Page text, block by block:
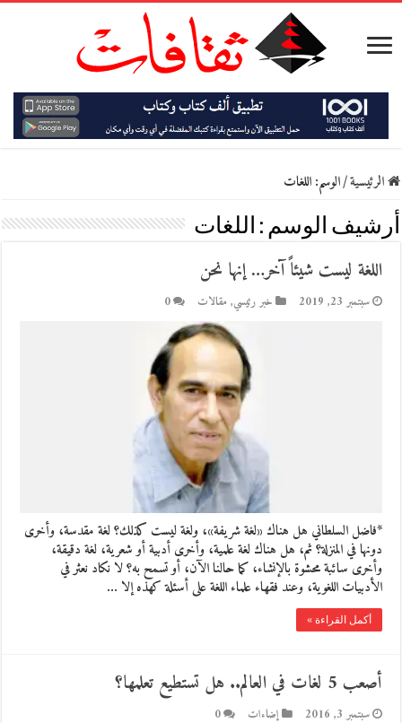
الرئيسية/الوسم:اللغات
أرشيف الوسم : اللغات
اللغة ليست شيئاً آخر… إنها نحن
سبتمبر 23, 2019 خبر رئيسي, مقالات 0
*فاضل السلطاني هل هناك «لغة شريفة»، ولغة ليست كذلك؟ لغة مقدسة، وأخرى
دونها في المنزلة؟ ثم، هل هناك لغة علمية، وأخرى أدبية أو شعرية، لغة دقيقة،
وأخرى سائبة محشوة بالإنشاء، كما حالنا الآن، أو تسمح به؟ لا نكاد نعثر في
الأدبيات اللغوية، وعند فقهاء علماء اللغة على أسئلة كهذه إلا …
أكمل القراءة »
أصعب 5 لغات في العالم.. هل تستطيع تعلمها؟
سبتمبر 3, 2016 إضاءات 0